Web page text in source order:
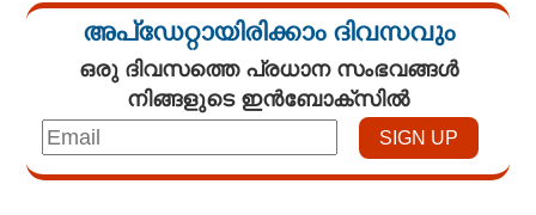
അപ്ഡേറ്റായിരിക്കാം ദിവസവും
ഒരു ദിവസത്തെ പ്രധാന സംഭവങ്ങൾ
നിങ്ങളുടെ ഇൻബോക്സിൽ